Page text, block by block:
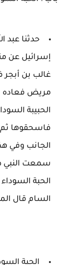
حدثنا عبد
إسرائيل عن
غالب بن
مريض فعاده
الحبيبة
فاسحقوها
الجانب وفي
سمعت النبي
الحبة
السام قال
الحبة